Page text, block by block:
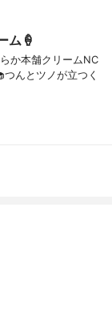
ム🍦
か本舗クリームNC
んとツノが立つく